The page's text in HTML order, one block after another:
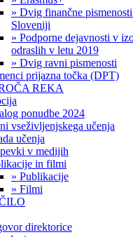
» Dvig finančne
Sloveniji
» Podporne dejavnosti v
odraslih v letu 2019
» Dvig ravni pismenosti
prijazna točka (DPT)
REKA
ponudbe 2024
vseživljenjskega učenja
učenja
v medijih
in filmi
» Publikacije
» Filmi
direktorice